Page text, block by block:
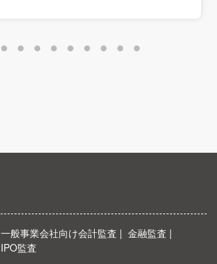
一般事業会社向け会計監査
金融監査
IPO監査